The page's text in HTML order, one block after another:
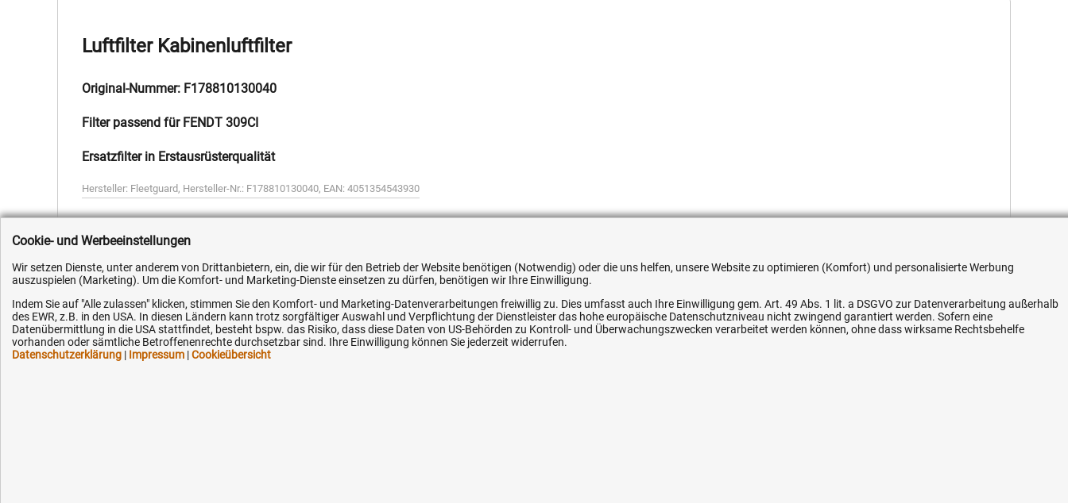
Luftfilter Kabinenluftfilter
Original-Nummer: F178810130040
Filter passend für FENDT 309CI
Ersatzfilter in Erstausrüsterqualität
Hersteller: Fleetguard , Hersteller-Nr.: F178810130040, EAN: 4051354543930
Kundenhotline (Festnetz):
+49 (0) 5351 - 523 520
Mo.-Fr. 07:30 - 16:00 Uhr
Hilfe & Service
Versandkosten
Zahlungsarten
Ihre Hytec-Hydraulik Vorteile
Schneller Versand, meist am selben Tag
Versandkostenfrei ab 150 EUR (innerhalb DE)
Flexible Zahlung
Cookie- und Werbeeinstellungen
Wir setzen Dienste, unter anderem von Drittanbietern, ein, die wir für den Betrieb der Website benötigen (Notwendig) oder die uns helfen, unsere Website zu optimieren (Komfort) und personalisierte Werbung
auszuspielen (Marketing). Um die Komfort- und Marketing-Dienste einsetzen zu dürfen, benötigen wir Ihre Einwilligung.
Indem Sie auf "Alle zulassen" klicken, stimmen Sie den Komfort- und Marketing-Datenverarbeitungen freiwillig zu. Dies umfasst auch Ihre Einwilligung gem. Art. 49 Abs. 1 lit. a DSGVO zur Datenverarbeitung außerhalb
des EWR, z.B. in den USA. In diesen Ländern kann trotz sorgfältiger Auswahl und Verpflichtung der Dienstleister das hohe europäische Datenschutzniveau nicht zwingend garantiert werden. Sofern eine
Datenübermittlung in die USA stattfindet, besteht bspw. das Risiko, dass diese Daten von US-Behörden zu Kontroll- und Überwachungszwecken verarbeitet werden können, ohne dass wirksame Rechtsbehelfe
vorhanden oder sämtliche Betroffenenrechte durchsetzbar sind. Ihre Einwilligung können Sie jederzeit widerrufen.
Datenschutzerklärung | Impressum |Cookieübersicht